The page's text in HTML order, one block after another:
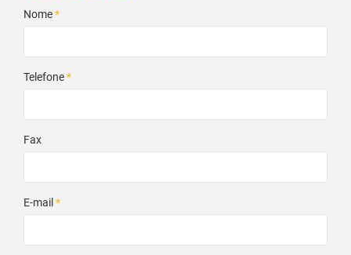
Nome*
Telefone*
Fax
E-mail*